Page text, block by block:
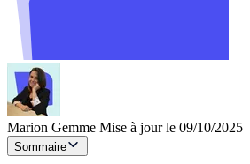
Marion Gemme Mise à jour le 09/10/2025
Sommaire